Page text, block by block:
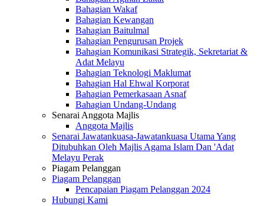
Bahagian Wakaf
Bahagian Kewangan
Bahagian Baitulmal
Bahagian Pengurusan Projek
Bahagian Komunikasi Strategik, Sekretariat &
Adat Melayu
Bahagian Teknologi Maklumat
Bahagian Hal Ehwal Korporat
Bahagian Pemerkasaan Asnaf
Bahagian Undang-Undang
Senarai Anggota Majlis
Anggota Majlis
Senarai Jawatankuasa-Jawatankuasa Utama Yang
Ditubuhkan Oleh Majlis Agama Islam Dan 'Adat
Melayu Perak
Piagam Pelanggan
Piagam Pelanggan
Pencapaian Piagam Pelanggan 2024
Hubungi Kami